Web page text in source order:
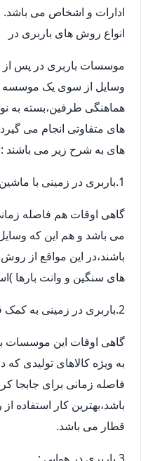
ادارات و اشخاص می باشد.
انواع روش های باربری در
موسسات باربری در پس
وسایل از سوی یک موسسه
هماهنگی طرفین،بسته به
های متفاوتی انجام می
های به شرح زیر می باشند :
1.باربری در زمینی با ماشین سنگین و وانت بارها :
گاهی اوقات هم فاصله
می باشد و هم این که
باشند،در این مواقع از
های سنگین و وانت بارها
2.باربری در زمینی به کمک قطار های باربری در :
گاهی اوقات این موسسات
به ویژه کالاهای تولیدی که
فاصله زمانی برای جابجا
باشد،بهترین کار استفاده
قطار می باشد.